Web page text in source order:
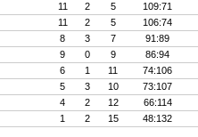
11 2 5 109:71
11 2 5 106:74
8 3 7 91:89
9 0 9 86:94
6 1 11 74:106
5 3 10 73:107
4 2 12 66:114
1 2 15 48:132